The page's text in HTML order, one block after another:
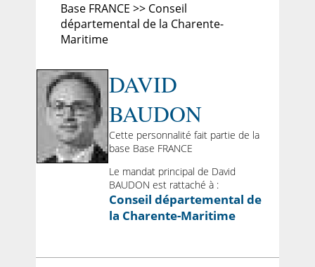
Base FRANCE >> Conseil
départemental de la Charente-
Maritime
DAVID
BAUDON
Cette personnalité fait partie de la
base Base FRANCE
Le mandat principal de David
BAUDON est rattaché à :
Conseil départemental de
la Charente-Maritime